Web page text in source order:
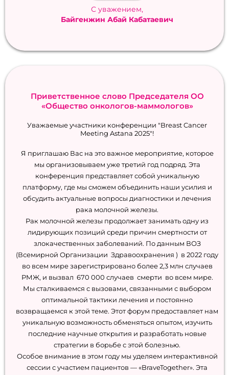
С уважением,
Байгенжин Абай Кабатаевич
Приветственное слово Председателя ОО
«Общество онкологов-маммологов»
Уважаемые участники конференции "Breast Cancer
Meeting Astana 2025"!
Я приглашаю Вас на это важное мероприятие, которое
мы организовываем уже третий год подряд. Эта
конференция представляет собой уникальную
платформу, где мы сможем объединить наши усилия и
обсудить актуальные вопросы диагностики и лечения
рака молочной железы.
Рак молочной железы продолжает занимать одну из
лидирующих позиций среди причин смертности от
злокачественных заболеваний. По данным ВОЗ
(Всемирной Организации Здравоохранения ) в 2022 году
во всем мире зарегистрировано более 2,3 млн случаев
РМЖ, и вызвал 670 000 случаев смерти во всем мире.
Мы сталкиваемся с вызовами, связанными с выбором
оптимальной тактики лечения и постоянно
возвращаемся к этой теме. Этот форум предоставляет нам
уникальную возможность обменяться опытом, изучить
последние научные открытия и разработать новые
стратегии в борьбе с этой болезнью.
Особое внимание в этом году мы уделяем интерактивной
сессии с участием пациентов — «BraveTogether». Эта